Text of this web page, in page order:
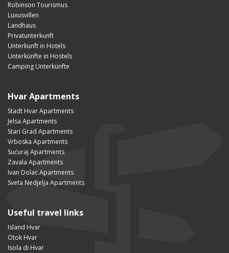
Robinson Tourismus
Luxusvillen
Landhaus
Privatunterkunft
Unterkunft in Hotels
Unterkünfte in Hostels
Camping Unterkünfte
Hvar Apartments
Stadt Hvar Apartments
Jelsa Apartments
Stari Grad Apartments
Vrboska Apartments
Sućuraj Apartments
Zavala Apartments
Ivan Dolac Apartments
Sveta Nedjelja Apartments
Useful travel links
Island Hvar
Otok Hvar
Isola di Hvar